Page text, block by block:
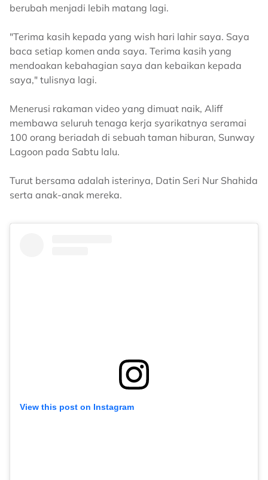
berubah menjadi lebih matang lagi.
"Terima kasih kepada yang wish hari lahir saya. Saya
baca setiap komen anda saya. Terima kasih yang
mendoakan kebahagian saya dan kebaikan kepada
saya," tulisnya lagi.
Menerusi rakaman video yang dimuat naik, Aliff
membawa seluruh tenaga kerja syarikatnya seramai
100 orang beriadah di sebuah taman hiburan, Sunway
Lagoon pada Sabtu lalu.
Turut bersama adalah isterinya, Datin Seri Nur Shahida
serta anak-anak mereka.
View this post on Instagram